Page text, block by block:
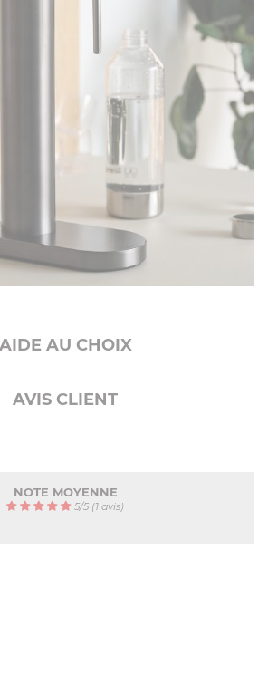
AIDE AU CHOIX
AVIS CLIENT
NOTE MOYENNE
5/5 (1 avis)